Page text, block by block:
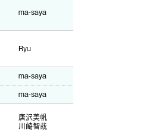
ma-saya
Ryu
ma-saya
ma-saya
唐沢美帆
川崎智哉